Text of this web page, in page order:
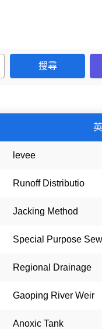
levee
Runoff Distributio
Jacking Method
Special Purpose
Regional Drainage
Gaoping River Weir
Anoxic Tank